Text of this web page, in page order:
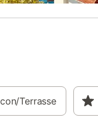
Terrasse